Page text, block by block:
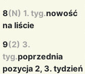
8(N) 1. tyg.nowość
na liście
9(2) 3.
tyg.poprzednia
pozycja 2, 3. tydzień